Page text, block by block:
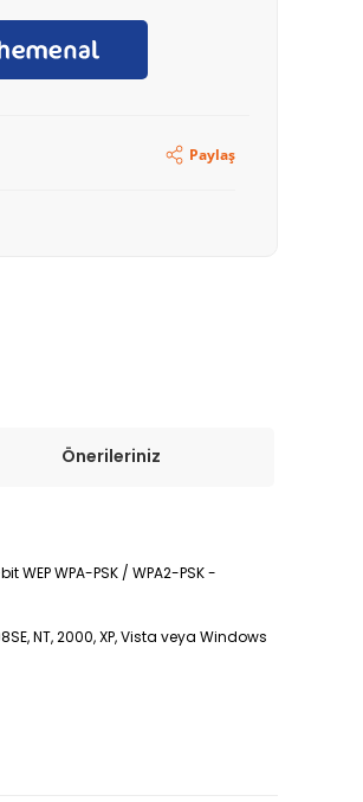
Paylaş
Önerileriniz
WPA-PSK / WPA2-PSK -
NT, 2000, XP, Vista veya Windows